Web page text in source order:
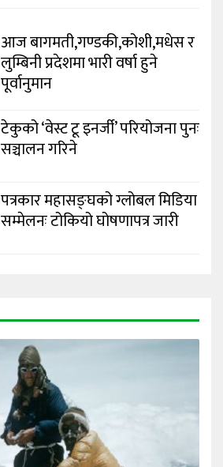
आज बागमती,गण्डकी,कोशी,मधेस र
लुम्बिनी प्रदेशमा भारी वर्षा हुने
पूर्वानुमान
टेकुको ‘वेस्ट टू इनर्जी’ परियोजना पुनः
सञ्चालन गरिने
पत्रकार महासङ्घको ग्लोबल मिडिया
सम्मेलनः टोकियो घोषणापत्र जारी